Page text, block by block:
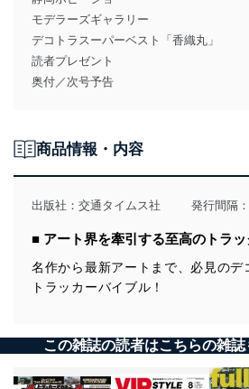
モデラーズギャラリー
デコトラスーパーベスト「香織丸」
読者プレゼント
奥付／次号予告
商品情報・内容
出版社： 交通タイムス社 発行間隔
■ アート界を牽引する至高のトラッ
名作から最新アートまで、必見のデ
トラッカーバイブル！
この雑誌の読者はこちらの雑誌